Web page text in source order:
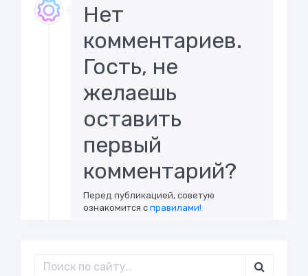
Нет
комментариев.
Гость, не
желаешь
оставить
первый
комментарий?
Перед публикацией, советую
ознакомится справилами!